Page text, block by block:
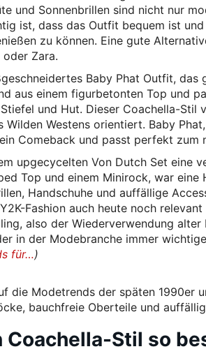
und Sonnenbrillen sind nicht nur
ist, dass das Outfit bequem ist
zu können. Eine gute
Zara.
Baby Phat Outfit, das
aus einem figurbetonten Top und
und Hut. Dieser Coachella-Stil
Westens orientiert. Baby
Comeback und passt perfekt zum
upgecycelten Von Dutch Set eine
Top und einem Minirock, war
Handschuhe und auffällige
Fashion auch heute noch
also der Wiederverwendung
in der Modebranche immer
für…)
die Modetrends der späten 1990er
bauchfreie Oberteile und
Coachella-Stil so